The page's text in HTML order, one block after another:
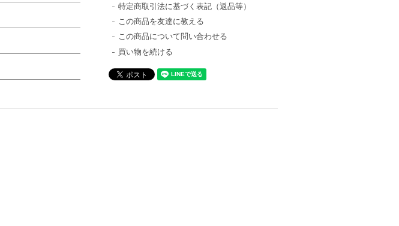
特定商取引法に基づく表記（返品等）
この商品を友達に教える
この商品について問い合わせる
買い物を続ける